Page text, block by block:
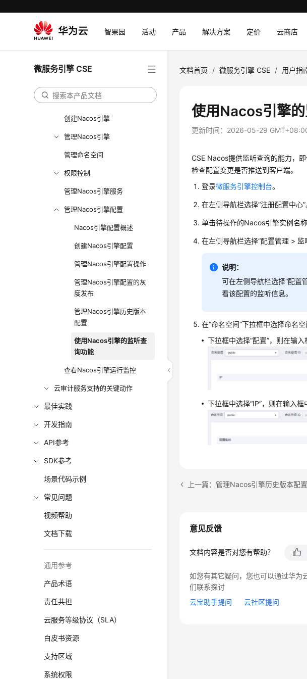
智果园 活动 产品 解决方案 定价 云商店
微服务引擎 CSE
使用CSE前必读
ServiceComb引擎
Nacos引擎概述
创建Nacos引擎
管理Nacos引擎
管理命名空间
权限控制
管理Nacos引擎服务
管理Nacos引擎配置
Nacos引擎配置概述
创建Nacos引擎配置
管理Nacos引擎配置操作
管理Nacos引擎配置的灰
度发布
管理Nacos引擎历史版本
配置
使用Nacos引擎的监听查
询功能
查看Nacos引擎运行监控
云审计服务支持的关键动作
最佳实践
开发指南
API参考
SDK参考
场景代码示例
常见问题
视频帮助
文档下载
通用参考
产品术语
责任共担
云服务等级协议（SLA）
白皮书资源
支持区域
系统权限
文档首页 / 微服务引擎 CSE / 用户指
使用Nacos引擎
更新时间： 2026-05-29
CSE Nacos提供监听查询的能力，
检查配置变更是否推送到客户端。
登录微服务引擎控制台。
在左侧导航栏选择“注册配置中心”
单击待操作的Nacos引擎实例名称
在左侧导航栏选择“配置管理 > 监
说明：
可在左侧导航栏选择“配置
看该配置的监听信息。
在“命名空间”下拉框中选择命名
下拉框中选择“配置”，则在输
下拉框中选择“IP”，则在输入
上一篇：管理Nacos引擎历史版本配置
意见反馈
文档内容是否对您有帮助？
如您有其它疑问，您也可以通过华为
们联系探讨
云宝助手提问
云社区提问